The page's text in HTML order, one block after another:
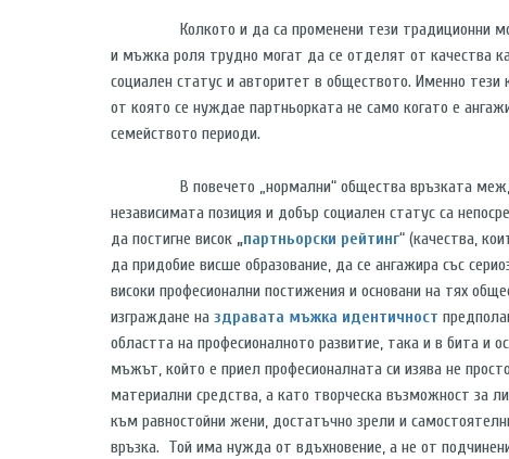
Колкото и да са променени тези традиционни
и мъжка роля трудно могат да се отделят от качества
социален статус и авторитет в обществото. Именно
от която се нуждае партньорката не само когато е
семейството периоди.
В повечето „нормални“ общества връзката между
независимата позиция и добър социален статус са
да постигне висок „партньорски рейтинг“ (качества,
да придобие висше образование, да се ангажира със
високи професионални постижения и основани на тях
изграждане на здравата мъжка идентичност
областта на професионалното развитие, така и в бита и
мъжът, който е приел професионалната си изява не
материални средства, а като творческа възможност за
към равностойни жени, достатъчно зрели и
връзка. Той има нужда от вдъхновение, а не от